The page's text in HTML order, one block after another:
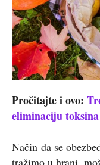
Pročitajte i ovo:
eliminaciju
Način da se